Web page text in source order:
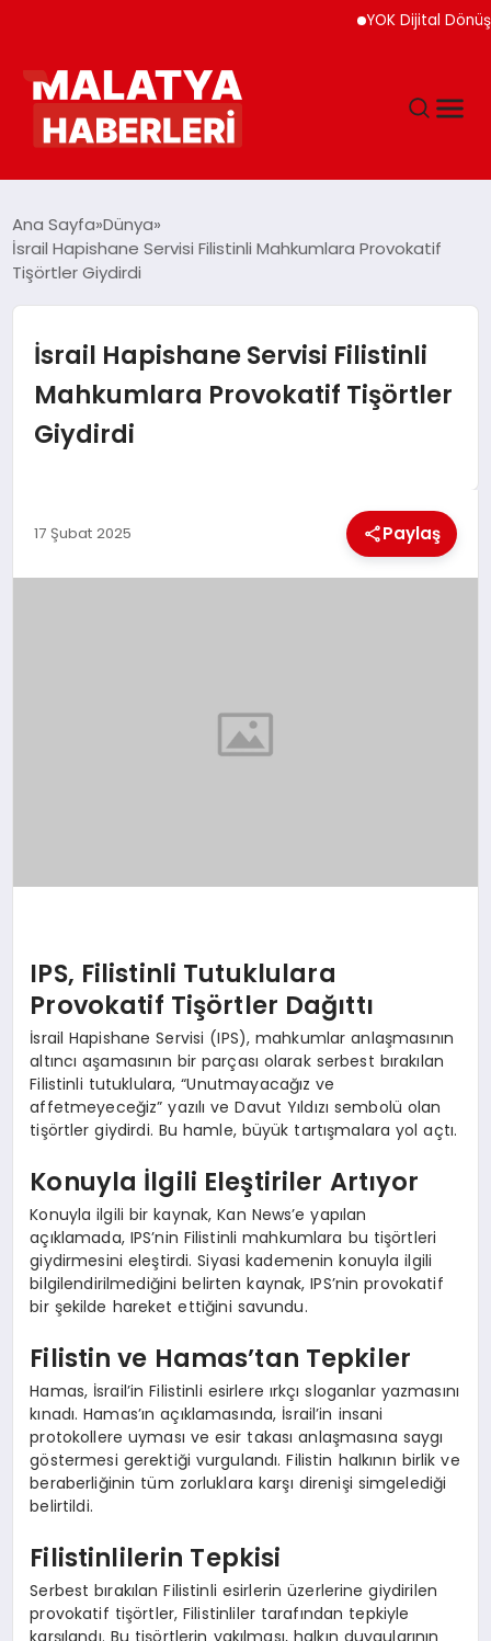
YOK Dijital Dönüşüm
GÜNDEM
DÜNYA
EĞITIM
MAGAZIN
Ana Sayfa Dünya
İsrail Hapishane Servisi Filistinli Mahkumlara Provokatif
Tişörtler Giydirdi
İsrail Hapishane Servisi Filistinli
Mahkumlara Provokatif Tişörtler
Giydirdi
17 Şubat 2025 Paylaş
IPS, Filistinli Tutuklulara
Provokatif Tişörtler Dağıttı
İsrail Hapishane Servisi (IPS), mahkumlar anlaşmasının
altıncı aşamasının bir parçası olarak serbest bırakılan
Filistinli tutuklulara, “Unutmayacağız ve
affetmeyeceğiz” yazılı ve Davut Yıldızı sembolü olan
tişörtler giydirdi. Bu hamle, büyük tartışmalara yol açtı.
Konuyla İlgili Eleştiriler Artıyor
Konuyla ilgili bir kaynak, Kan News’e yapılan
açıklamada, IPS’nin Filistinli mahkumlara bu tişörtleri
giydirmesini eleştirdi. Siyasi kademenin konuyla ilgili
bilgilendirilmediğini belirten kaynak, IPS’nin provokatif
bir şekilde hareket ettiğini savundu.
Filistin ve Hamas’tan Tepkiler
Hamas, İsrail’in Filistinli esirlere ırkçı sloganlar yazmasını
kınadı. Hamas’ın açıklamasında, İsrail’in insani
protokollere uyması ve esir takası anlaşmasına saygı
göstermesi gerektiği vurgulandı. Filistin halkının birlik ve
beraberliğinin tüm zorluklara karşı direnişi simgelediği
belirtildi.
Filistinlilerin Tepkisi
Serbest bırakılan Filistinli esirlerin üzerlerine giydirilen
provokatif tişörtler, Filistinliler tarafından tepkiyle
karşılandı. Bu tişörtlerin yakılması, halkın duygularının